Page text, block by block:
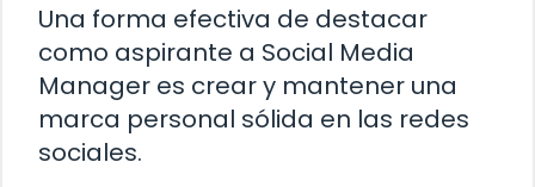
Una forma efectiva de destacar
como aspirante a Social Media
Manager es crear y mantener una
marca personal sólida en las redes
sociales.